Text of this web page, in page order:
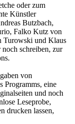
oder zum
Künstler
Butzbach,
Falko Kutz von
Turowski und Klaus
schreiben, zur
von
Programms, eine
und noch
Leseprobe,
drucken lassen,